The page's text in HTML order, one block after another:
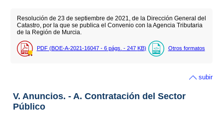
Resolución de 23 de septiembre de 2021, de la Dirección General del
Catastro, por la que se publica el Convenio con la Agencia Tributaria
de la Región de Murcia.
PDF (BOE-A-2021-16047 - 6 págs. - 247 KB) Otros formatos
subir
V. Anuncios. - A. Contratación del Sector
Público